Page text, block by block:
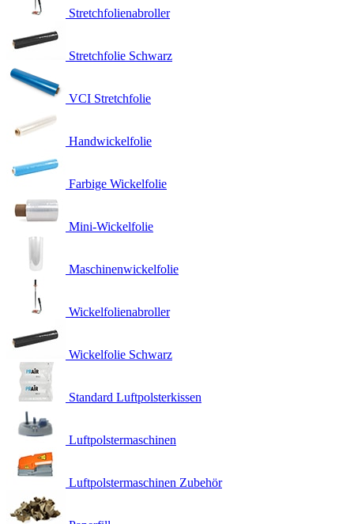
Stretchfolienabroller
Stretchfolie Schwarz
VCI Stretchfolie
Handwickelfolie
Farbige Wickelfolie
Mini-Wickelfolie
Maschinenwickelfolie
Wickelfolienabroller
Wickelfolie Schwarz
Standard Luftpolsterkissen
Luftpolstermaschinen
Luftpolstermaschinen Zubehör